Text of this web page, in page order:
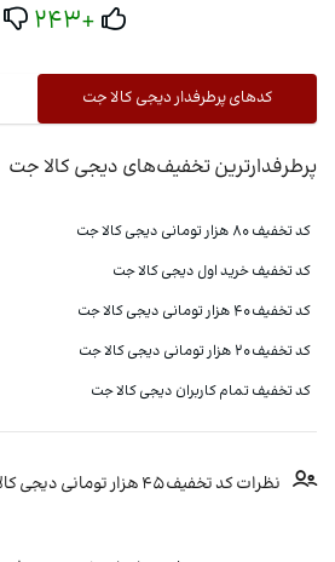
+243
کدهای پرطرفدار دیجی کالا جت
پرطرفدارترین تخفیف‌های دیجی کالا جت
کد تخفیف 80 هزار تومانی دیجی کالا جت
کد تخفیف خرید اول دیجی کالا جت
کد تخفیف 40 هزار تومانی دیجی کالا جت
کد تخفیف 20 هزار تومانی دیجی کالا جت
کد تخفیف تمام کاربران دیجی کالا جت
نظرات کد تخفیف 45 هزار تومانی دیجی کالا جت